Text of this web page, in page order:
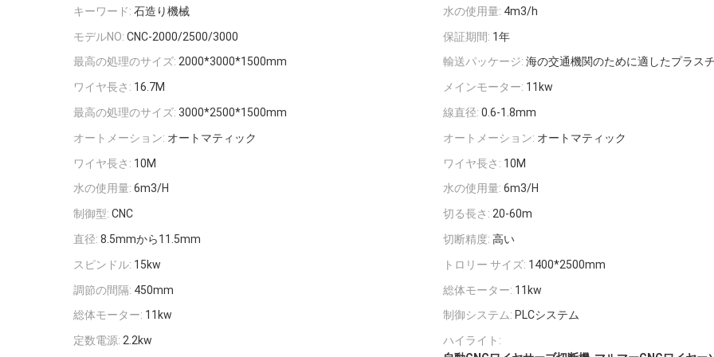
キーワード: 石造り機械 水の使用量: 4m3/h
モデルNO: CNC-2000/2500/3000 保証期間: 1年
最高の処理のサイズ: 2000*3000*1500mm 輸送パッケージ: 海の交通機関のために適したプラス
ワイヤ長さ: 16.7M メインモーター: 11kw
最高の処理のサイズ: 3000*2500*1500mm 線直径: 0.6-1.8mm
オートメーション: オートマティック オートメーション: オートマティック
ワイヤ長さ: 10M ワイヤ長さ: 10M
水の使用量: 6m3/H 水の使用量: 6m3/H
制御型: CNC 切る長さ: 20-60m
直径: 8.5mmから11.5mm 切断精度: 高い
スピンドル: 15kw トロリー サイズ: 1400*2500mm
調節の間隔: 450mm 総体モーター: 11kw
総体モーター: 11kw 制御システム: PLCシステム
定数電源: 2.2kw
ハイライト: